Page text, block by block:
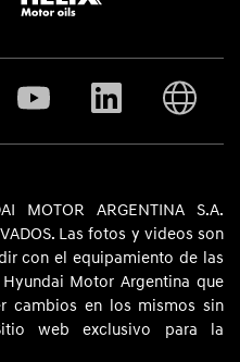
MOTOR ARGENTINA S.A.
Las fotos y videos son
con el equipamiento de las
Motor Argentina que
cambios en los mismos sin
web exclusivo para la